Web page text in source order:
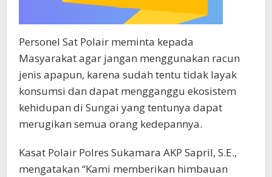
Personel Sat Polair meminta kepada
Masyarakat agar jangan menggunakan racun
jenis apapun, karena sudah tentu tidak layak
konsumsi dan dapat mengganggu ekosistem
kehidupan di Sungai yang tentunya dapat
merugikan semua orang kedepannya.
Kasat Polair Polres Sukamara AKP Sapril, S.E.,
mengatakan “Kami memberikan himbauan